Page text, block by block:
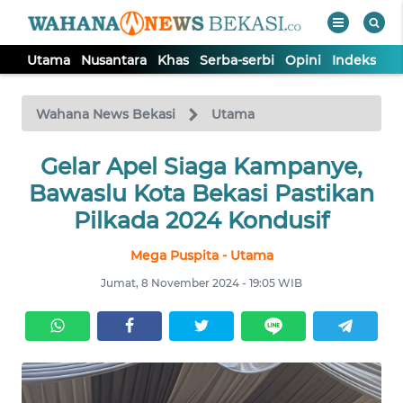
Utama Nusantara Khas Serba-serbi Opini Indeks
Wahana News Bekasi Utama
Gelar Apel Siaga Kampanye,
Bawaslu Kota Bekasi Pastikan
Pilkada 2024 Kondusif
Mega Puspita - Utama
Jumat, 8 November 2024 - 19:05 WIB
TV
Tutup
UTAMA
NUSANTARA
SERBA-
SERBI
OPINI